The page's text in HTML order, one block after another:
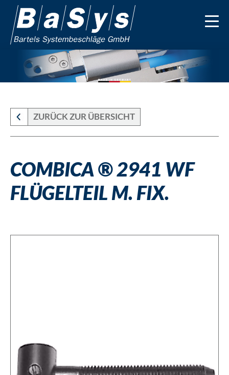
ZURÜCK ZUR ÜBERSICHT
COMBICA ® 2941 WF
FLÜGELTEIL M. FIX.